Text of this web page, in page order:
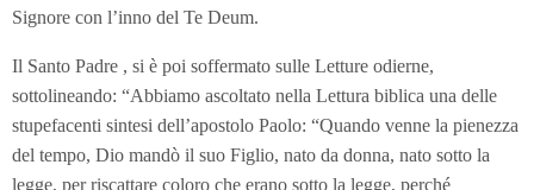
Signore con l’inno del Te Deum.
Il Santo Padre , si è poi soffermato sulle Letture odierne,
sottolineando: “Abbiamo ascoltato nella Lettura biblica una delle
stupefacenti sintesi dell’apostolo Paolo: “Quando venne la pienezza
del tempo, Dio mandò il suo Figlio, nato da donna, nato sotto la
legge, per riscattare coloro che erano sotto la legge, perché